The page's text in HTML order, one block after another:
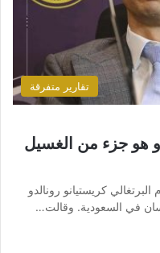
تقارير متفرقة
هو جزء من الغسيل
كريستيانو رونالدو
في السعودية. وقالت…